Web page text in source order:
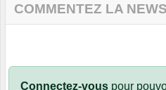
COMMENTEZ LA NEWS
Connectez-vous pour